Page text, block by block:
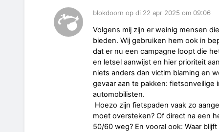
blokdoorn op di 22 apr 2025 om 09:06
Volgens mij zijn er weinig mensen
bieden. Wij gebruiken hem ook in
dat er nu een campagne loopt die
en letsel aanwijst en hier prioriteit
niets anders dan victim blaming en
gevaar aan te pakken: fietsonveilige
automobilisten.
Hoezo zijn fietspaden vaak zo
moet oversteken? Of direct na een
50/60 weg? En vooral ook: Waar